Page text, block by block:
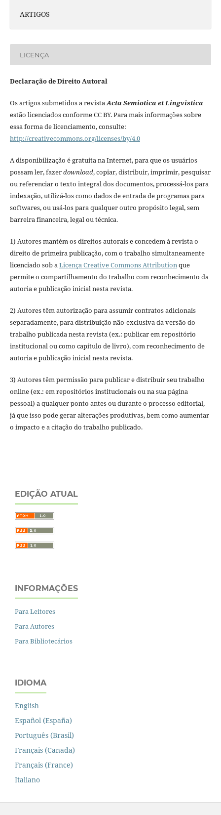
ARTIGOS
LICENÇA
Declaração de Direito Autoral
Os artigos submetidos a revistaActa Semiotica et Lingvistica
estão licenciados conforme CC BY. Para mais informações sobre
essa forma de licenciamento, consulte:
http://creativecommons.org/licenses/by/4.0
A disponibilização é gratuita na Internet, para que os usuários
possam ler, fazerdownload, copiar, distribuir, imprimir, pesquisar
ou referenciar o texto integral dos documentos, processá-los para
indexação, utilizá-los como dados de entrada de programas para
softwares, ou usá-los para qualquer outro propósito legal, sem
barreira financeira, legal ou técnica.
1) Autores mantém os direitos autorais e concedem à revista o
direito de primeira publicação, com o trabalho simultaneamente
licenciado sob aLicença Creative Commons Attributionque
permite o compartilhamento do trabalho com reconhecimento da
autoria e publicação inicial nesta revista.
2) Autores têm autorização para assumir contratos adicionais
separadamente, para distribuição não-exclusiva da versão do
trabalho publicada nesta revista (ex.: publicar em repositório
institucional ou como capítulo de livro), com reconhecimento de
autoria e publicação inicial nesta revista.
3) Autores têm permissão para publicar e distribuir seu trabalho
online (ex.: em repositórios institucionais ou na sua página
pessoal) a qualquer ponto antes ou durante o processo editorial,
já que isso pode gerar alterações produtivas, bem como aumentar
o impacto e a citação do trabalho publicado.
EDIÇÃO ATUAL
INFORMAÇÕES
Para Leitores
Para Autores
Para Bibliotecários
IDIOMA
English
Español (España)
Português (Brasil)
Français (Canada)
Français (France)
Italiano